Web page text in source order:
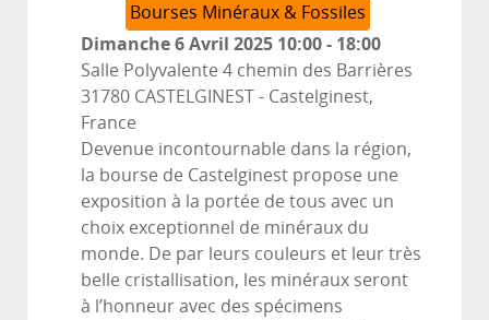
Bourses Minéraux & Fossiles
Dimanche 6 Avril 2025 10:00- 18:00
Salle Polyvalente 4 chemin des Barrières
31780 CASTELGINEST - Castelginest,
France
Devenue incontournable dans la région,
la bourse de Castelginest propose une
exposition à la portée de tous avec un
choix exceptionnel de minéraux du
monde. De par leurs couleurs et leur très
belle cristallisation, les minéraux seront
à l’honneur avec des spécimens